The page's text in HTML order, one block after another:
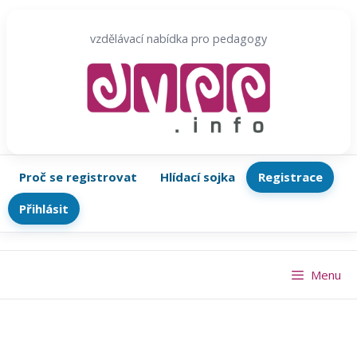
vzdělávací nabídka pro pedagogy
Proč se registrovat Hlídací sojka
Registrace
Přihlásit
Menu